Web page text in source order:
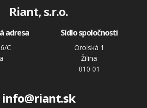
Riant, s.r.o.
adresa
C
Sídlo spoločnosti
Orolská 1
Žilina
010 01
info@riant.sk